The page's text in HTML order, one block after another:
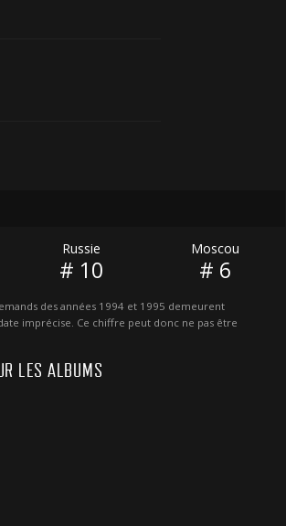
Russie
# 10
Moscou
# 6
des années 1994 et 1995 demeurent
imprécise. Ce chiffre peut donc ne pas être
LES ALBUMS